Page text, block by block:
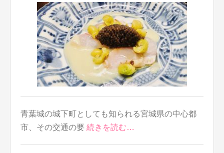
青葉城の城下町としても知られる宮城県の中心都
市、その交通の要 続きを読む…